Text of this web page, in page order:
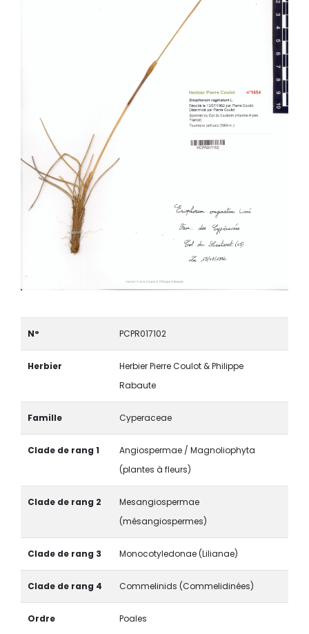
N° PCPR017102
Herbier
Herbier Pierre Coulot & Philippe
Rabaute
Famille Cyperaceae
Clade de rang 1
Angiospermae / Magnoliophyta
(plantes à fleurs)
Clade de rang 2
Mesangiospermae
(mésangiospermes)
Clade de rang 3 Monocotyledonae (Lilianae)
Clade de rang 4 Commelinids (Commelidinées)
Ordre Poales